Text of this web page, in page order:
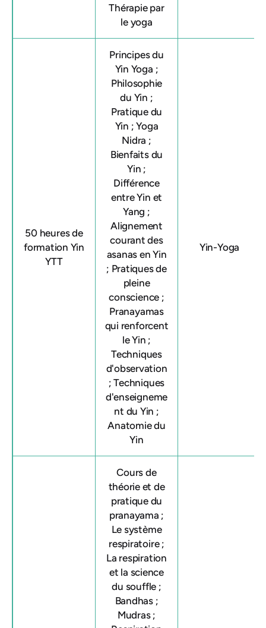
Thérapie par
le yoga
50 heures de
formation Yin
YTT
Principes du
Yin Yoga ;
Philosophie
du Yin ;
Pratique du
Yin ; Yoga
Nidra ;
Bienfaits du
Yin ;
Différence
entre Yin et
Yang ;
Alignement
courant des
asanas en Yin
; Pratiques de
pleine
conscience ;
Pranayamas
qui renforcent
le Yin ;
Techniques
d'observation
; Techniques
d'enseigneme
nt du Yin ;
Anatomie du
Yin
Yin-Yoga
Cours de
théorie et de
pratique du
pranayama ;
Le système
respiratoire ;
La respiration
et la science
du souffle ;
Bandhas ;
Mudras ;